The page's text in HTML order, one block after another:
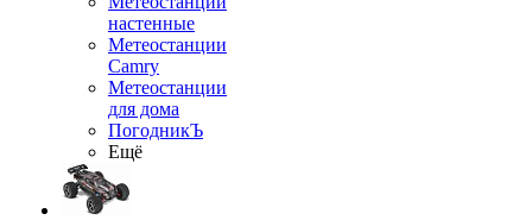
настенные
Метеостанции
Camry
Метеостанции
для дома
ПогодникЪ
Ещё